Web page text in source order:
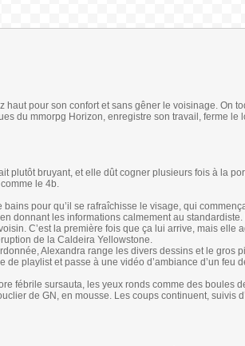
pour son confort et sans gêner le voisinage. On
du mmorpg Horizon, enregistre son travail, ferme le
plutôt bruyant, et elle dût cogner plusieurs fois à la
le 4b.
pour qu’il se rafraîchisse le visage, qui
donnant les informations calmement au
C’est la première fois que ça lui arrive, mais elle
de la Caldeira Yellowstone.
Alexandra range les divers dessins et le gros
playlist et passe à une vidéo d’ambiance d’un feu
fébrile sursauta, les yeux ronds comme des boules
de GN, en mousse. Les coups continuent, suivis